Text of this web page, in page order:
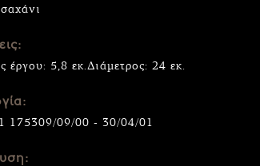
έργου: 5,8 εκ.Διάμετρος: 24 εκ.
175309/09/00 - 30/04/01